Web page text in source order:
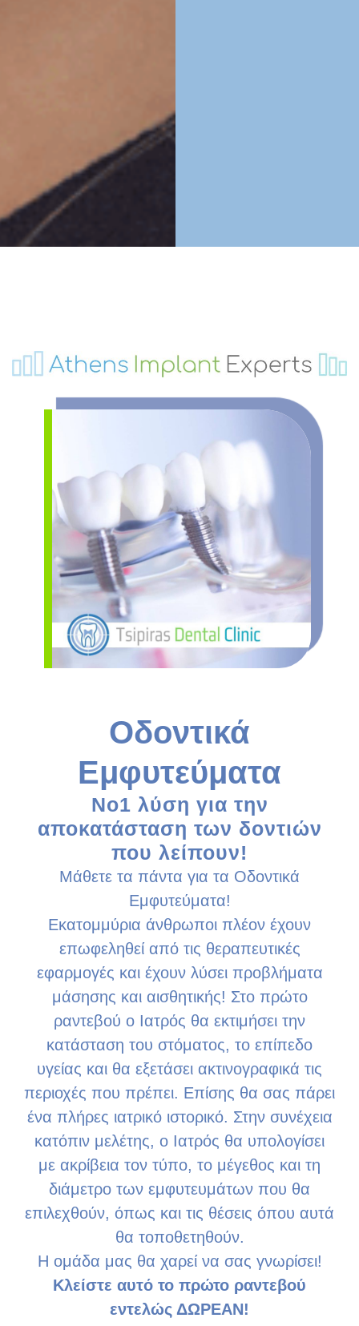
Οδοντικά
Εμφυτεύματα
Νο1 λύση για την
αποκατάσταση των δοντιών
που λείπουν!
Μάθετε τα πάντα για τα Οδοντικά
Εμφυτεύματα!
Εκατομμύρια άνθρωποι πλέον έχουν
επωφεληθεί από τις θεραπευτικές
εφαρμογές και έχουν λύσει προβλήματα
μάσησης και αισθητικής! Στο πρώτο
ραντεβού ο Ιατρός θα εκτιμήσει την
κατάσταση του στόματος, το επίπεδο
υγείας και θα εξετάσει ακτινογραφικά τις
περιοχές που πρέπει. Επίσης θα σας πάρει
ένα πλήρες ιατρικό ιστορικό. Στην συνέχεια
κατόπιν μελέτης, ο Ιατρός θα υπολογίσει
με ακρίβεια τον τύπο, το μέγεθος και τη
διάμετρο των εμφυτευμάτων που θα
επιλεχθούν, όπως και τις θέσεις όπου αυτά
θα τοποθετηθούν.
Η ομάδα μας θα χαρεί να σας γνωρίσει!
Κλείστε αυτό το πρώτο ραντεβού
εντελώς ΔΩΡΕΑΝ!